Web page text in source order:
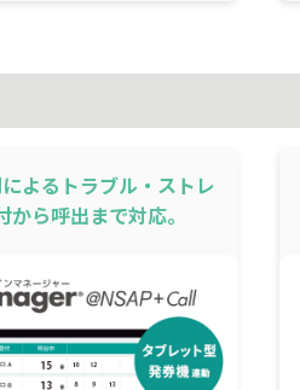
よるトラブル・ストレ
ら呼出まで対応。